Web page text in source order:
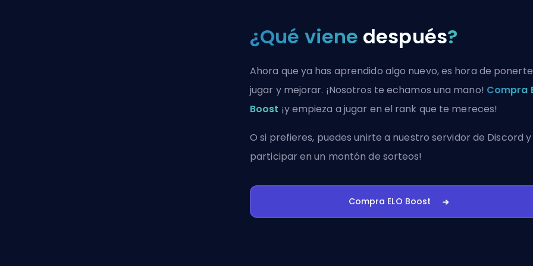
¿Qué viene después?
Ahora que ya has aprendido algo nuevo, es hora de
jugar y mejorar. ¡Nosotros te echamos una mano! Compra
Boost ¡y empieza a jugar en el rank que te mereces!
O si prefieres, puedesunirte a nuestro servidor de Discord y
participar en un montón de sorteos!
Compra ELO Boost